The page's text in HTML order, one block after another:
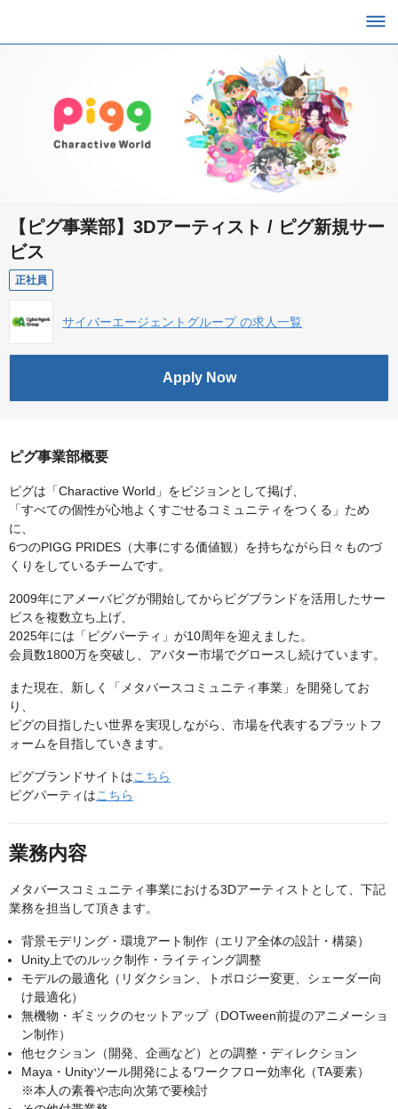
【ピグ事業部】3Dアーティスト / ピグ新規サー
ビス
正社員
サイバーエージェントグループ の求人一覧
Apply Now
ピグ事業部概要
ピグは「Charactive World」をビジョンとして掲げ、
「すべての個性が心地よくすごせるコミュニティをつくる」ため
に、
6つのPIGG PRIDES（大事にする価値観）を持ちながら日々ものづ
くりをしているチームです。
2009年にアメーバピグが開始してからピグブランドを活用したサー
ビスを複数立ち上げ、
2025年には「ピグパーティ」が10周年を迎えました。
会員数1800万を突破し、アバター市場でグロースし続けています。
また現在、新しく「メタバースコミュニティ事業」を開発してお
り、
ピグの目指したい世界を実現しながら、市場を代表するプラットフ
ォームを目指していきます。
ピグブランドサイトはこちら
ピグパーティはこちら
業務内容
メタバースコミュニティ事業における3Dアーティストとして、下記
業務を担当して頂きます。
背景モデリング・環境アート制作（エリア全体の設計・構築）
Unity上でのルック制作・ライティング調整
モデルの最適化（リダクション、トポロジー変更、シェーダー向
け最適化）
無機物・ギミックのセットアップ（DOTween前提のアニメーショ
ン制作）
他セクション（開発、企画など）との調整・ディレクション
Maya・Unityツール開発によるワークフロー効率化（TA要素）
※本人の素養や志向次第で要検討